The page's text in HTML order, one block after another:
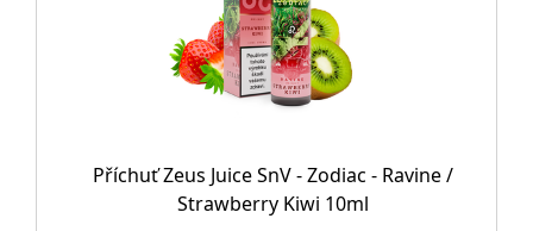
Příchuť Zeus Juice SnV - Zodiac - Ravine /
Strawberry Kiwi 10ml